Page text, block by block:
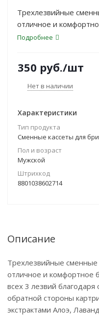
Трехлезвийные
отличное и
промывание всех 3
Подробнее
350 руб./шт
Нет в наличии
Характеристики
Тип продукта
Сменные кассеты для
Пол и возраст
Мужской
Штрихкод
8801038602714
Описание
Трехлезвийные сменные
отличное и комфортное
всех 3 лезвий
обратной стороны
экстрактами Алоэ,